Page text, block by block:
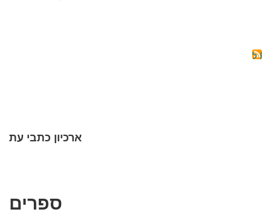
ארכיון כתבי עת
ספרים